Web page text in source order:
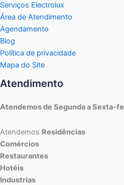
Serviços Electrolux
Área de Atendimento
Agendamento
Blog
Política de privacidade
Mapa do Site
Atendimento
Atendemos de Segunda a Sexta-
Atendemos Residências
Comércios
Restaurantes
Hotéis
Industrias